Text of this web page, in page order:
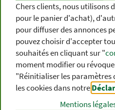
CATÉGORIES
DE PRODUITS
Chers clients, nous utilisons
pour le panier d'achat),
pour diffuser des annonces
pouvez choisir d'accepter
souhaités en cliquant sur "
moment modifier ou
"Réinitialiser les paramètres
les cookies dans notre
Mentions